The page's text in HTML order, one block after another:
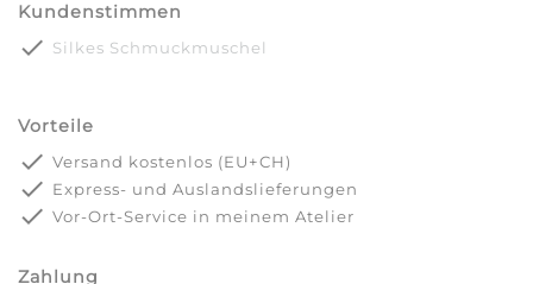
Kundenstimmen
done Silkes Schmuckmuschel
Vorteile
done Versand kostenlos (EU+CH)
done Express- und Auslandslieferungen
done Vor-Ort-Service in meinem Atelier
Zahlung